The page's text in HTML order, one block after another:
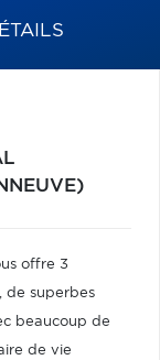
offre 3
de superbes
beaucoup de
de vie